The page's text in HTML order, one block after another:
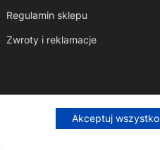
Regulamin sklepu
Zwroty i reklamacje
Akceptuj wszystko